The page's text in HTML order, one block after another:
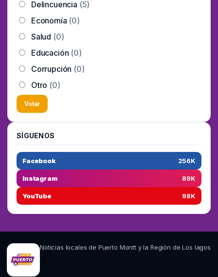
Delincuencia (5)
Economía (0)
Salud (0)
Educación (0)
Corrupción (0)
Otro (0)
Votar
SÍGUENOS
Facebook 256K
Instagram 89K
YouTube 98K
Noticias locales de Puerto Montt y la Región de Los lagos